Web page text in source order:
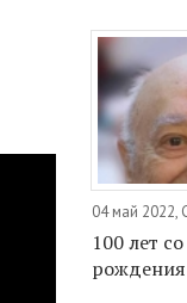
04 май 2022,
100 лет